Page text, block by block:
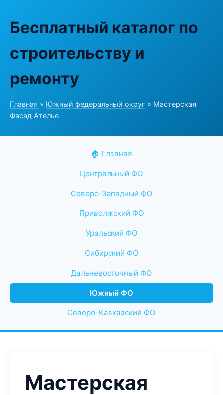
Бесплатный каталог по
строительству и
ремонту
Главная » Южный федеральный округ » Мастерская
Фасад Ателье
🏠 Главная
Центральный ФО
Северо-Западный ФО
Приволжский ФО
Уральский ФО
Сибирский ФО
Дальневосточный ФО
Южный ФО
Северо-Кавказский ФО
Мастерская